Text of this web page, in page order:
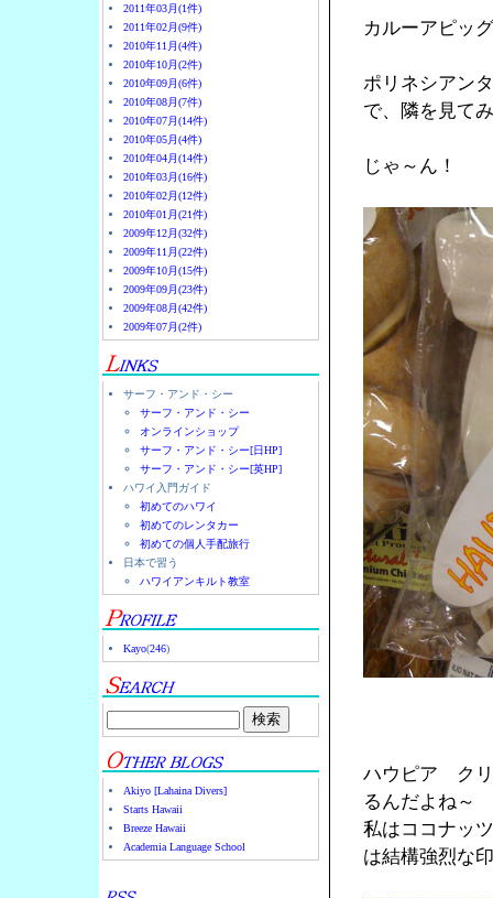
2011年03月(1件)
2011年02月(9件)
2010年11月(4件)
2010年10月(2件)
2010年09月(6件)
2010年08月(7件)
2010年07月(14件)
2010年05月(4件)
2010年04月(14件)
2010年03月(16件)
2010年02月(12件)
2010年01月(21件)
2009年12月(32件)
2009年11月(22件)
2009年10月(15件)
2009年09月(23件)
2009年08月(42件)
2009年07月(2件)
サーフ・アンド・シー
サーフ・アンド・シー
オンラインショップ
サーフ・アンド・シー[日HP]
サーフ・アンド・シー[英HP]
ハワイ入門ガイド
初めてのハワイ
初めてのレンタカー
初めての個人手配旅行
日本で習う
ハワイアンキルト教室
Kayo(246)
Akiyo [Lahaina Divers]
Starts Hawaii
Breeze Hawaii
Academia Language School
カルーアピッ
ポリネシアン
で、隣を見て
じゃ～ん！
ハウピア クリ
るんだよね～
私はココナッ
は結構強烈な